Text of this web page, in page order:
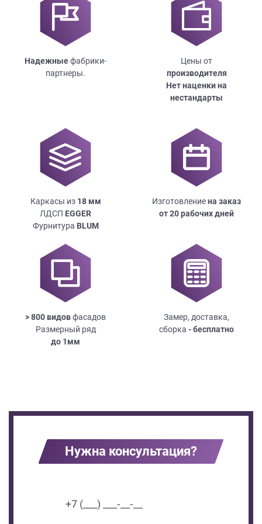
Надежныефабрики-
партнеры.
Цены от
производителя
Нет наценки на
нестандарты
Каркасы из 18мм
ЛДСП EGGER
Фурнитура BLUM
Изготовлениена заказ
от 20 рабочих дней
> 800 видовфасадов
Размерный ряд
до 1мм
Замер, доставка,
сборка - бесплатно
Нужна консультация?